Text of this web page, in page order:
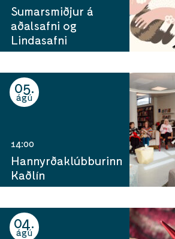
Sumarsmiðjur á
aðalsafni og
Lindasafni
05
ágú
14:00
Hannyrðaklúbburinn
Kaðlín
04
ágú